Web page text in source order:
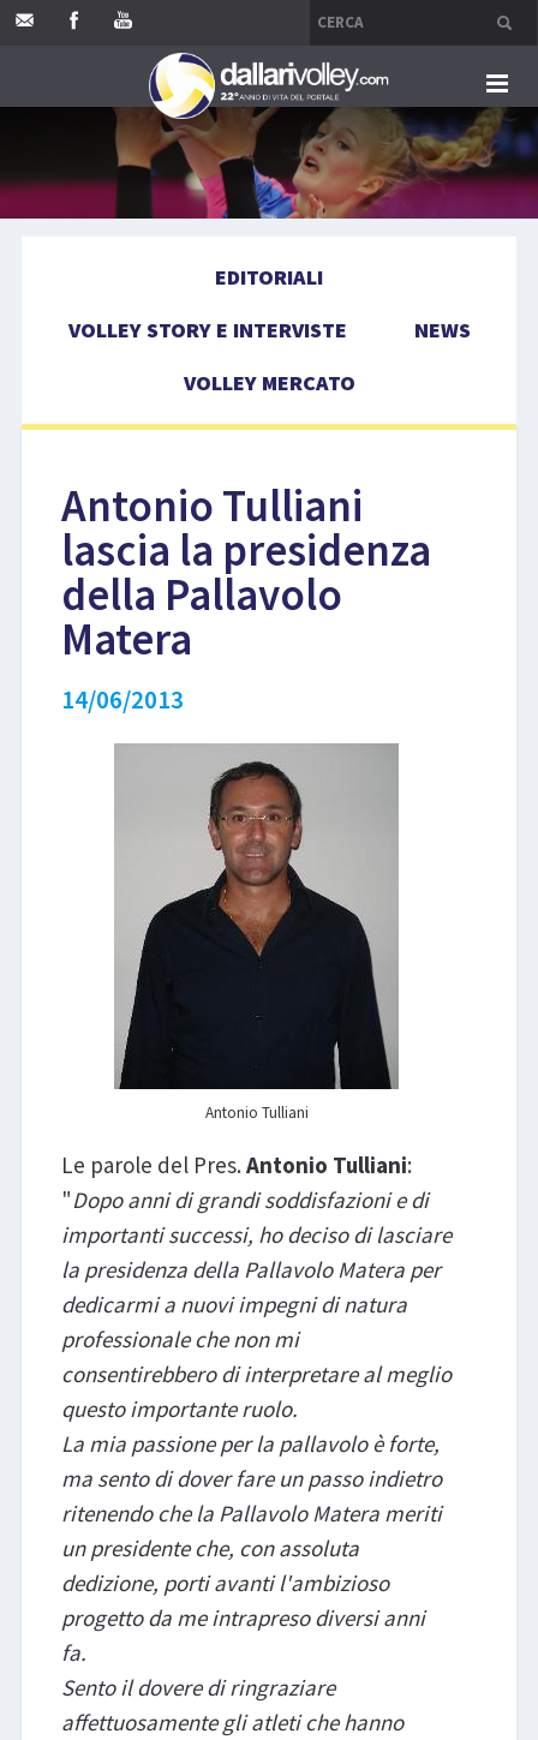
HOME
EVENTI
LIBRI
EDITORIALI
VOLLEY STORY E INTERVISTE
NEWS
VOLLEY MERCATO
Antonio Tulliani
lascia la presidenza
della Pallavolo
Matera
14/06/2013
Antonio Tulliani
Le parole del Pres.Antonio Tulliani:
"Dopo anni di grandi soddisfazioni e di
importanti successi, ho deciso di lasciare
la presidenza della Pallavolo Matera per
dedicarmi a nuovi impegni di natura
professionale che non mi
consentirebbero di interpretare al meglio
questo importante ruolo.
La mia passione per la pallavolo è forte,
ma sento di dover fare un passo indietro
ritenendo che la Pallavolo Matera meriti
un presidente che, con assoluta
dedizione, porti avanti l'ambizioso
progetto da me intrapreso diversi anni
fa.
Sento il dovere di ringraziare
affettuosamente gli atleti che hanno